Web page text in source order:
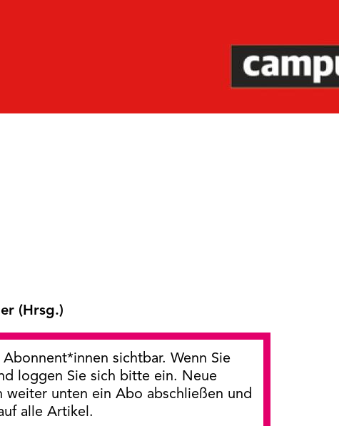
(Hrsg.)
sichtbar. Wenn Sie
loggen Sie sich bitte ein. Neue
weiter unten ein Abo abschließen und
alle Artikel.